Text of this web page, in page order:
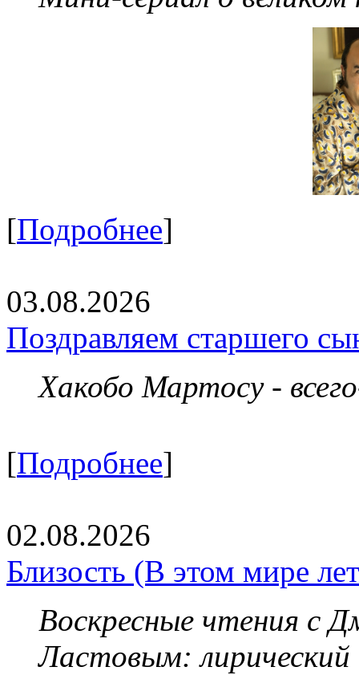
[Подробнее]
03.08.2026
Поздравляем старшего
Хакобо Мартосу -
[Подробнее]
02.08.2026
Близость (В этом мире
Воскресные чтения с
Ластовым: